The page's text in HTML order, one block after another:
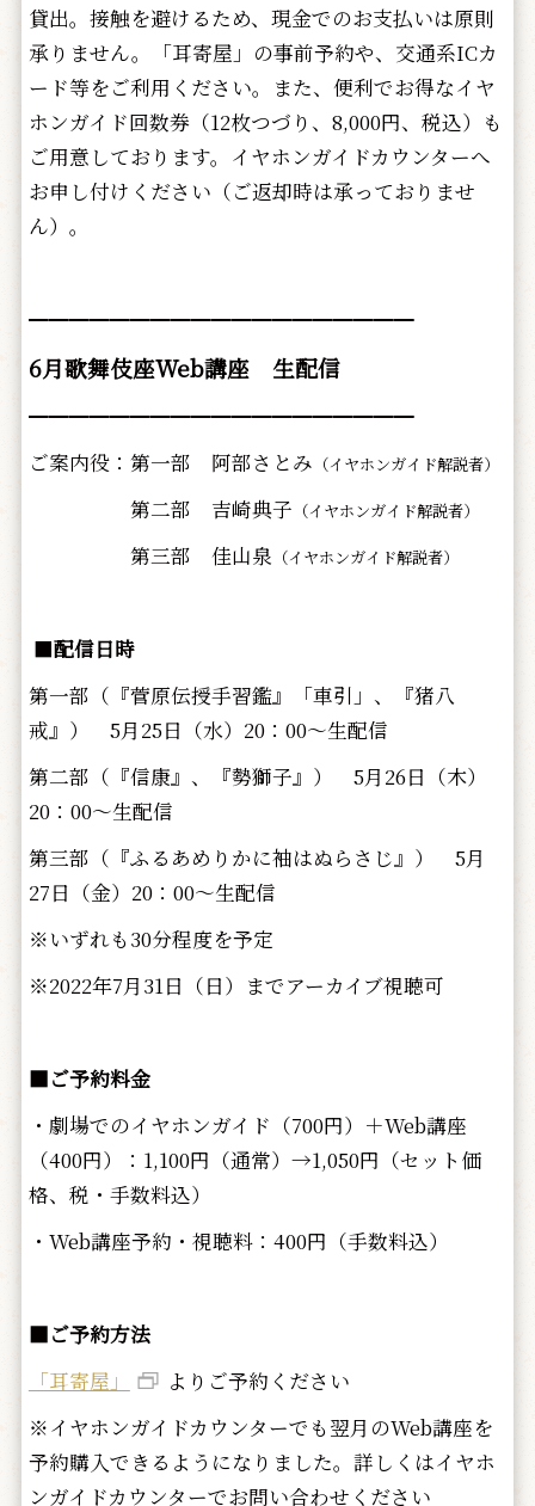
貸出。接触を避けるため、現金でのお支払いは原則
承りません。「耳寄屋」の事前予約や、交通系ICカ
ード等をご利用ください。また、便利でお得なイヤ
ホンガイド回数券（12枚つづり、8,000円、税込）も
ご用意しております。イヤホンガイドカウンターへ
お申し付けください（ご返却時は承っておりませ
ん）。
━━━━━━━━━━━━━━━━━━━
6月歌舞伎座Web講座 生配信
━━━━━━━━━━━━━━━━━━━
ご案内役：第一部 阿部さとみ （イヤホンガイド解説者）
第二部 吉崎典子 （イヤホンガイド解説者）
第三部 佳山泉 （イヤホンガイド解説者）
■配信日時
第一部（『菅原伝授手習鑑』「車引」、『猪八
戒』） 5月25日（水）20：00～生配信
第二部（『信康』、『勢獅子』） 5月26日（木）
20：00～生配信
第三部（『ふるあめりかに袖はぬらさじ』） 5月
27日（金）20：00～生配信
※いずれも30分程度を予定
※2022年7月31日（日）までアーカイブ視聴可
■ご予約料金
・劇場でのイヤホンガイド（700円）＋Web講座
（400円）：1,100円（通常）→1,050円（セット価
格、税・手数料込）
・Web講座予約・視聴料：400円（手数料込）
■ご予約方法
「耳寄屋」
よりご予約ください
※イヤホンガイドカウンターでも翌月のWeb講座を
予約購入できるようになりました。詳しくはイヤホ
ンガイドカウンターでお問い合わせください